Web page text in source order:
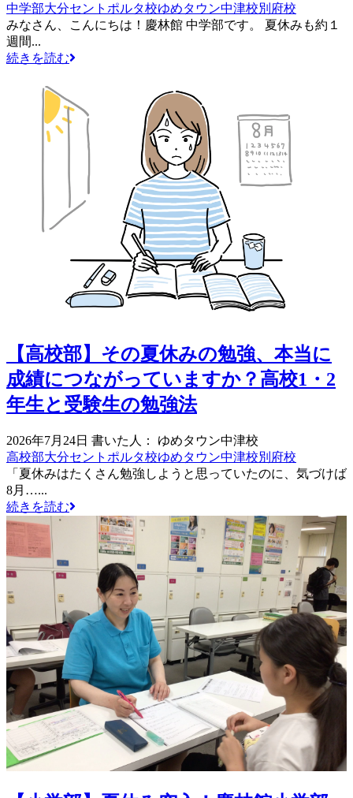
中学部大分セントポルタ校ゆめタウン中津校別府校
みなさん、こんにちは！慶林館 中学部です。 夏休みも約１
週間...
続きを読む
【高校部】その夏休みの勉強、本当に
成績につながっていますか？高校1・2
年生と受験生の勉強法
2026年7月24日 書いた人： ゆめタウン中津校
高校部大分セントポルタ校ゆめタウン中津校別府校
「夏休みはたくさん勉強しようと思っていたのに、気づけば
8月…...
続きを読む